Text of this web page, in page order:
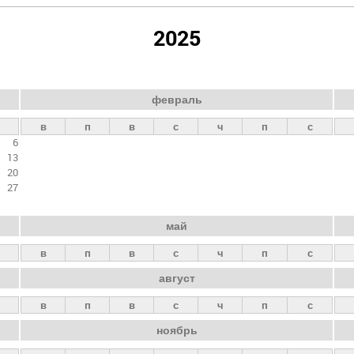
2025
6
13
20
27
февраль
в п в с ч п с
май
в п в с ч п с
август
в п в с ч п с
ноябрь